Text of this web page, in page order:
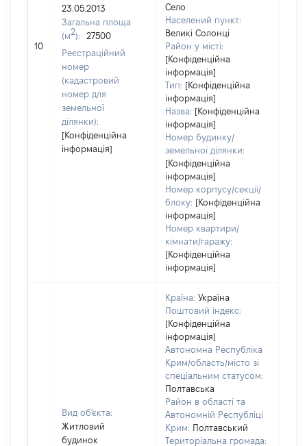
10
23.05.2013
Загальна площа
(м2):
27500
Реєстраційний
номер
(кадастровий
номер для
земельної
ділянки):
[Конфіденційна
інформація]
Село
Населений пункт:
Великі Солонці
Район у місті:
[Конфіденційна
інформація]
Тип: [Конфіденційна
інформація]
Назва: [Конфіденційна
інформація]
Номер будинку/
земельної ділянки:
[Конфіденційна
інформація]
Номер корпусу/секції/
блоку: [Конфіденційна
інформація]
Номер квартири/
кімнати/гаражу:
[Конфіденційна
інформація]
Вид об'єкта:
Житловий
будинок
Країна: Україна
Поштовий індекс:
[Конфіденційна
інформація]
Автономна Республіка
Крим/область/місто зі
спеціальним статусом:
Полтавська
Район в області та
Автономній Республіці
Крим: Полтавський
Територіальна громада: